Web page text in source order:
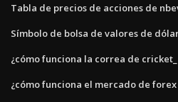
Tabla de precios de acciones de
Símbolo de bolsa de valores de
¿cómo funciona la correa de cricket_
¿cómo funciona el mercado de forex